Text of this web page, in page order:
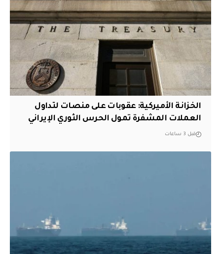
الخزانة الأميركية: عقوبات على منصات لتداول
العملات المشفرة تمول الحرس الثوري الإيراني
قبل 3 ساعات